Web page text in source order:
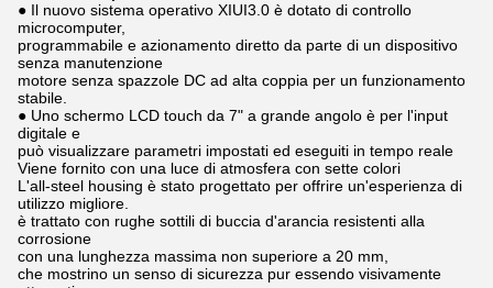
● Il nuovo sistema operativo XIUI3.0 è dotato di controllo
microcomputer,
programmabile e azionamento diretto da parte di un dispositivo
senza manutenzione
motore senza spazzole DC ad alta coppia per un funzionamento
stabile.
● Uno schermo LCD touch da 7" a grande angolo è per l'input
digitale e
può visualizzare parametri impostati ed eseguiti in tempo reale
Viene fornito con una luce di atmosfera con sette colori
L'all-steel housing è stato progettato per offrire un'esperienza di
utilizzo migliore.
è trattato con rughe sottili di buccia d'arancia resistenti alla
corrosione
con una lunghezza massima non superiore a 20 mm,
che mostrino un senso di sicurezza pur essendo visivamente